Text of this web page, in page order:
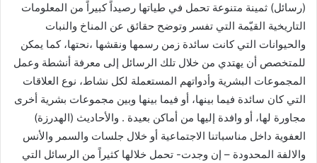
(رسائل) ثمينة متنوعة تحمل في طياتها رصيداً كبيراً من المعلومات
التاريخية القيّمة التي تفسر وتوضح حقائق عن المناخ والنبات
والحيوانات التي كانت سائدة زمن رسمها ونقشها ،نحتها، كما يمكن
للمتخصص أن يهتدي من خلال تلك الرسائل إلى معرفة أنشطة وعمل
المجموعات البشرية وأدواتهم المستعملة لكل نشاط، نوع العلاقات
التي كان سائدة فيما بينها، أو فيما بينها وبين مجموعات بشرية أخرى
مجاورة لها، أو وافدة إليها من أماكن بعيدة . والأحاديث (الهدرزة)
العفوية داخل مناسباتنا الاجتماعية أو خلال جلسات والسمر والأنس
والالفة المحدودة – إن وجدت- تحمل خلالها كثيراً من الرسائل التي